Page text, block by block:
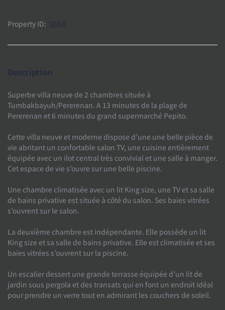
Property ID: 3658
Description
Superbe villa neuve de 2 chambres située à
Tumbakbayuh/Pererenan. A 13 minutes de la plage de
Pererenan et 6 minutes du grand supermarché Pepito.
Cette villa neuve et moderne dispose d’une une belle pièce de
vie abritant un confortable salon TV, une cuisine entièrement
équipée avec un ilot central très convivial et une salle à manger.
Cet espace de vie s’ouvre sur une belle piscine.
Une chambre climatisée avec un lit King size, une TV et sa salle
de bains privative est située à côté du salon. Ses baies vitrées
s’ouvrent sur le salon.
La deuxième chambre est indépendante. Elle possède un lit
King size et sa salle de bains privative. Elle est climatisée et ses
baies vitrées s’ouvrent sur la piscine.
Un escalier dessert une grande terrasse équipée d’un lit de
jardin sous pergola et des transats qui en font un endroit idéal
pour prendre un verre tout en admirant les couchers de soleil.